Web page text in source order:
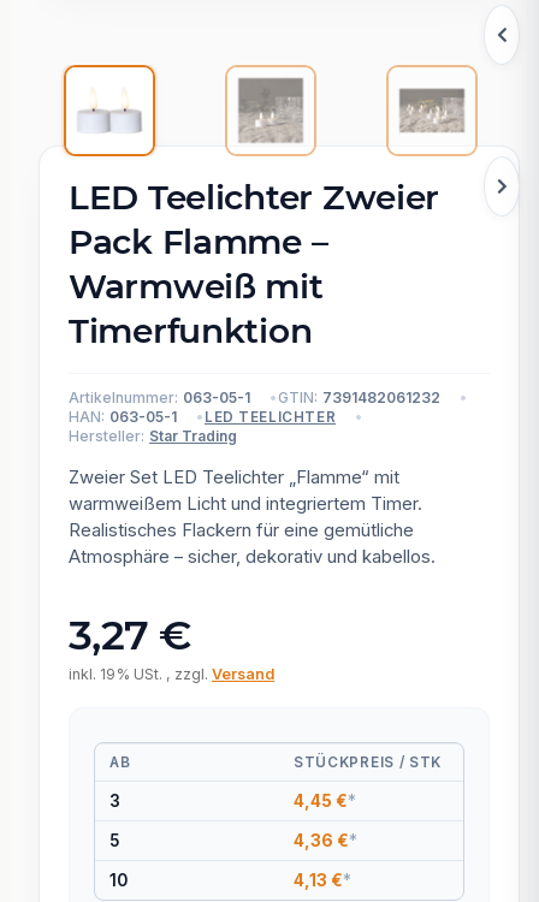
LED Teelichter Zweier
Pack Flamme –
Warmweiß mit
Timerfunktion
Artikelnummer: 063-05-1 GTIN: 7391482061232
HAN: 063-05-1 LED TEELICHTER
Hersteller: Star Trading
Zweier Set LED Teelichter „Flamme“ mit
warmweißem Licht und integriertem Timer.
Realistisches Flackern für eine gemütliche
Atmosphäre – sicher, dekorativ und kabellos.
3,27 €
inkl. 19% USt. , zzgl. Versand
AB STÜCKPREIS / STK
3 4,45 €*
5 4,36 €*
10 4,13 €*